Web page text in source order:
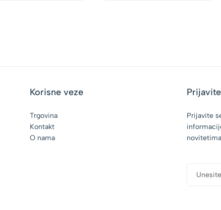
Korisne veze
Trgovina
Kontakt
O nama
Prijavite